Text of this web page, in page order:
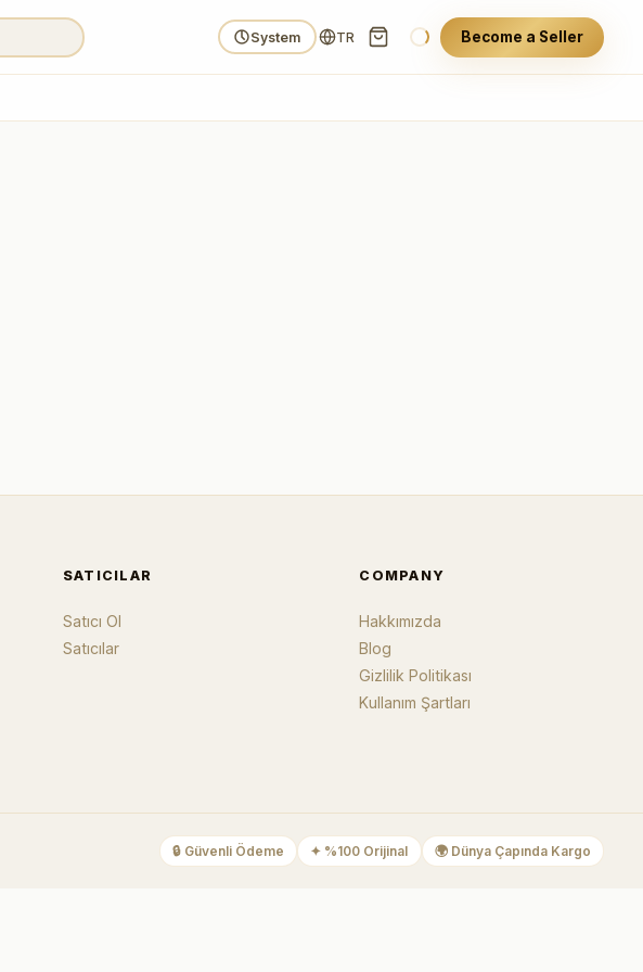
System TR Become a Seller
SATICILAR
Satıcı Ol
Satıcılar
COMPANY
Hakkımızda
Blog
Gizlilik Politikası
Kullanım Şartları
🔒 Güvenli Ödeme ✦ %100 Orijinal 🌍 Dünya Çapında Kargo